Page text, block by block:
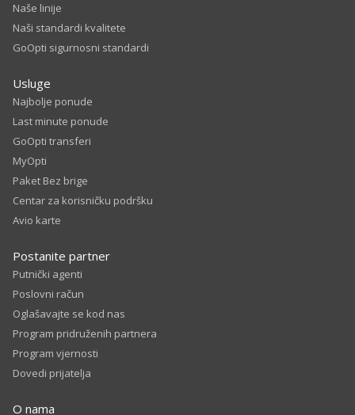
Naše linije
Naši standardi kvalitete
GoOpti sigurnosni standardi
Usluge
Najbolje ponude
Last minute ponude
GoOpti transferi
MyOpti
Paket Bez brige
Centar za korisničku podršku
Avio karte
Postanite partner
Putnički agenti
Poslovni račun
Oglašavajte se kod nas
Program pridruženih partnera
Program vjernosti
Dovedi prijatelja
O nama